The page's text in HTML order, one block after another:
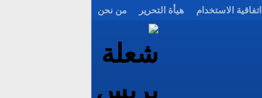
من نحن هيأة التحرير اتفاقية الاستخدام